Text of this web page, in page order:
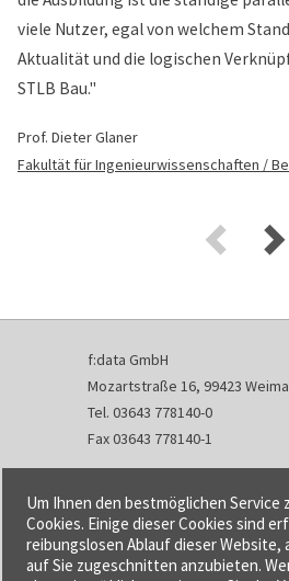
viele Nutzer, egal von welchem
Aktualität und die logischen
STLB Bau."
Prof. Dieter Glaner
Fakultät für Ingenieurwissenschaften /
f:data GmbH
Mozartstraße 16, 99423
Tel. 03643 778140-0
Fax 03643 778140-1
info@fdata.de
Kontakt
Impressum
Datenschutzerklärung
Um Ihnen den bestmöglichen
Cookies. Einige dieser Cookies sind
reibungslosen Ablauf dieser Website,
auf Sie zugeschnitten anzubieten.